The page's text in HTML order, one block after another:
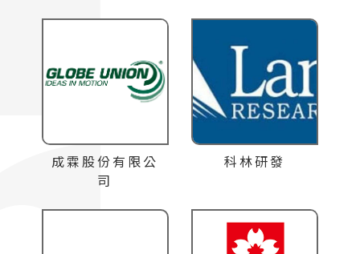
成霖股份有限公
司
科林研發